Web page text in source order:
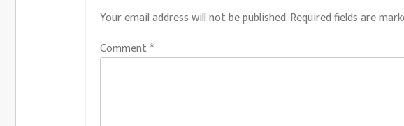
Your email address will not be published.Required fields are
Comment*